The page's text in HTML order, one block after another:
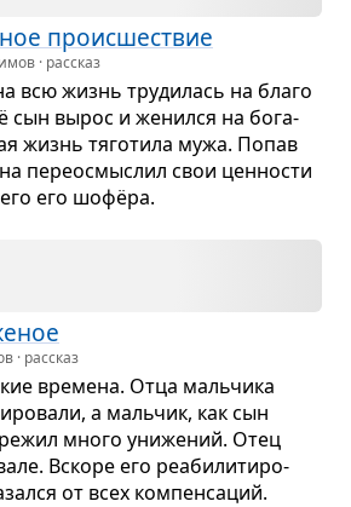
про­ис­ше­ствие
· рассказ
всю жизнь тру­ди­лась на благо
сын вырос и женился на бога­
жизнь тяго­тила мужа. Попав
пере­осмыс­лил свои цен­но­сти
его шофёра.
· рассказ
вре­мена. Отца маль­чика
а маль­чик, как сын
много уни­же­ний. Отец
Вскоре его реа­би­ли­ти­ро­
от всех ком­пен­са­ций.